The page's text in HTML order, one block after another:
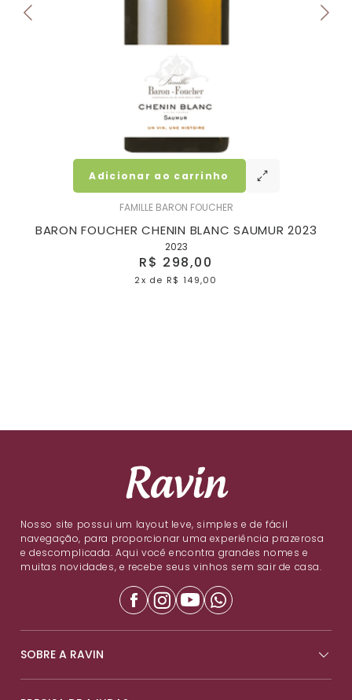
FAMILLE BARON FOUCHER
BARON FOUCHER CHENIN BLANC SAUMUR 2023
2023
R$ 298,00
2x de R$ 149,00
Adicionar ao carrinho
Nosso site possui um layout leve, simples e de fácil
navegação, para proporcionar uma experiência prazerosa
e descomplicada. Aqui você encontra grandes nomes e
muitas novidades, e recebe seus vinhos sem sair de casa.
SOBRE A RAVIN